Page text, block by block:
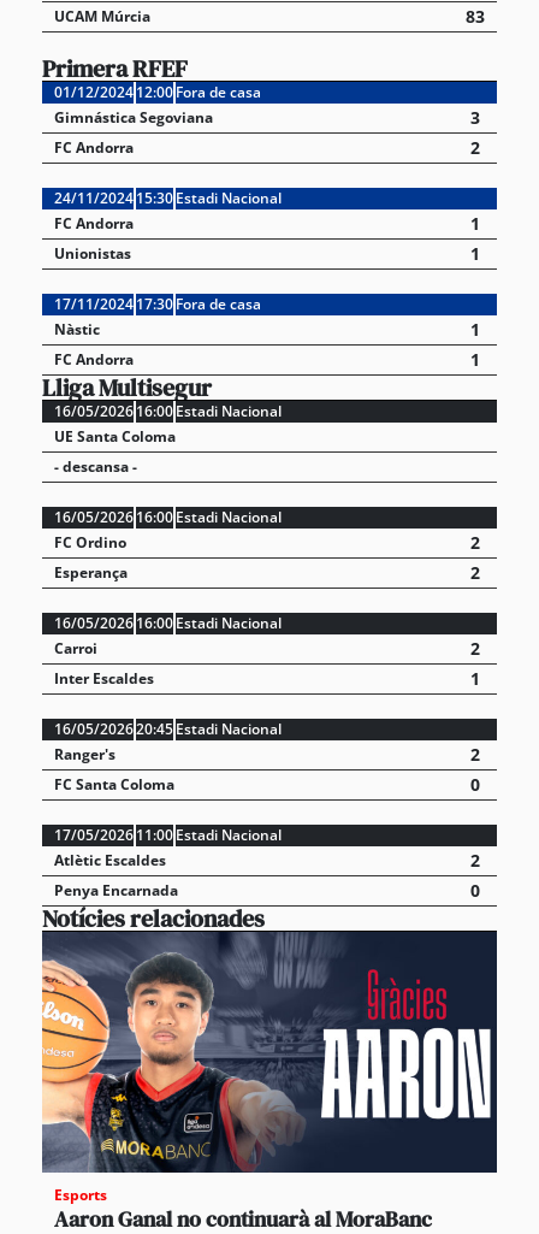
UCAM Múrcia 83
Primera RFEF
01/12/202412:00Fora de casa
Gimnástica Segoviana
3
FC Andorra 2
24/11/202415:30Estadi Nacional
FC Andorra
1
Unionistas 1
17/11/202417:30Fora de casa
Nàstic
1
FC Andorra 1
Lliga Multisegur
16/05/202616:00Estadi Nacional
UE Santa Coloma
- descansa -
16/05/202616:00Estadi Nacional
FC Ordino
2
Esperança 2
16/05/202616:00Estadi Nacional
Carroi
2
Inter Escaldes 1
16/05/202620:45Estadi Nacional
Ranger's
2
FC Santa Coloma 0
17/05/202611:00Estadi Nacional
Atlètic Escaldes
2
Penya Encarnada 0
Notícies relacionades
Esports
Aaron Ganal no continuarà al MoraBanc